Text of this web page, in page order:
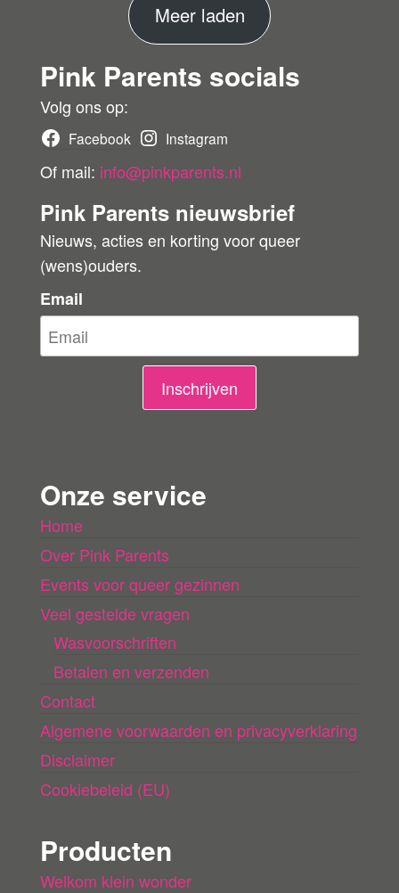
r
Meer ladenM
e
e
o
r
i
g
Pink Parents socials
Volg ons op:
Facebook Instagram
Of mail: info@pinkparents.nl
Pink Parents nieuwsbrief
Nieuws, acties en korting voor queer
(wens)ouders.
Email
Inschrijven
Onze service
Home
Over Pink Parents
Events voor queer gezinnen
Veel gestelde vragen
Wasvoorschriften
Betalen en verzenden
Contact
Algemene voorwaarden en privacyverklaring
Disclaimer
Cookiebeleid (EU)
Producten
Welkom klein wonder